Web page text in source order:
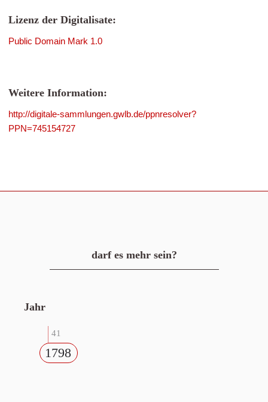
Lizenz der Digitalisate:
Public Domain Mark 1.0
Weitere Information:
http://digitale-sammlungen.gwlb.de/ppnresolver?
PPN=745154727
darf es mehr sein?
Jahr
41
1798